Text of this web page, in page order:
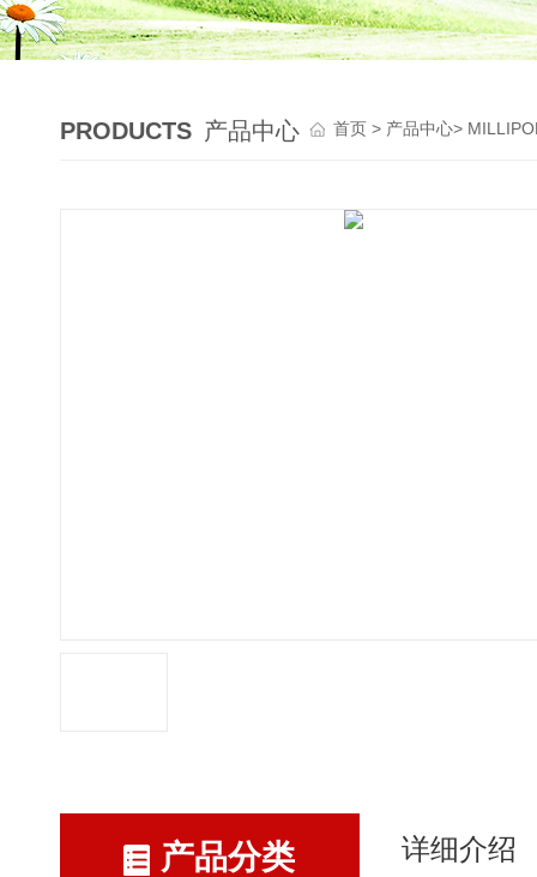
PRODUCTS 产品中心 首页 > 产品中心>
产品分类 详细介绍